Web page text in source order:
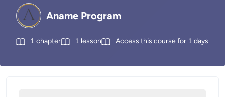
Aname Program
1 chapter 1 lesson Access this course for 1 days